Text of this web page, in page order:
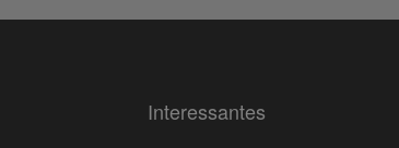
Interessantes